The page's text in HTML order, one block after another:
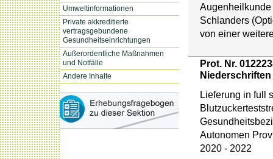
Umweltinformationen
Private akkreditierte
vertragsgebundene
Gesundheitseinrichtungen
Außerordentliche Maßnahmen
und Notfälle
Andere Inhalte
Schlanders
von einer
Prot. Nr.
Niederschriften
Lieferung in full
Autonomen
2020 - 2022